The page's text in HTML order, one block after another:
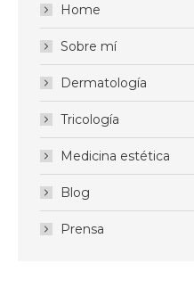
Home
Sobre mí
Dermatología
Tricología
Medicina estética
Blog
Prensa